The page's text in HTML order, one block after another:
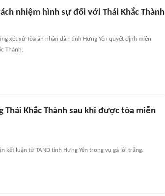
nhiệm hình sự đối với Thái Khắc Thành
xét xử Tòa án nhân dân tỉnh Hưng Yên quyết định miễn
Thành.
Thái Khắc Thành sau khi được tòa miễn
kết luận từ TAND tỉnh Hưng Yên trong vụ gà lôi trắng.